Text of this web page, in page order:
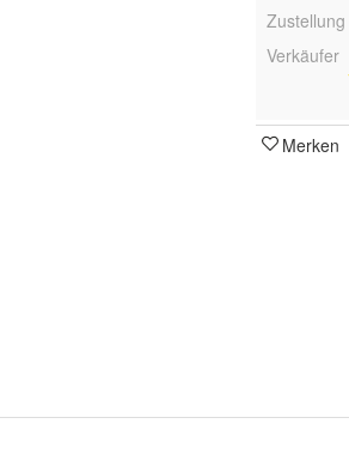
Zustellung
Verkäufer
Merken